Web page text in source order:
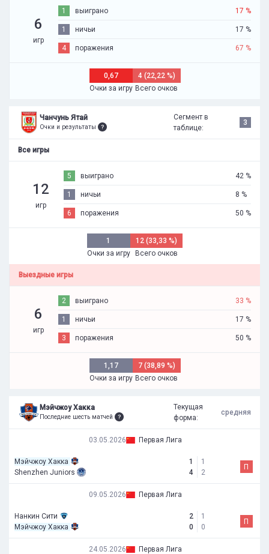
6
игр
1 выиграно 17 %
1 ничьи 17 %
4 поражения 67 %
0,67
Очки за игру
4 (22,22 %)
Всего очков
Чанчунь Ятай
Очки и результаты
Сегмент в
таблице:
3
Все игры
12
игр
5 выиграно 42 %
1 ничьи 8 %
6 поражения 50 %
1
Очки за игру
12 (33,33 %)
Всего очков
Выездные игры
6
игр
2 выиграно 33 %
1 ничьи 17 %
3 поражения 50 %
1,17
Очки за игру
7 (38,89 %)
Всего очков
Мэйчжоу Хакка
Последние шесть матчей
Текущая
форма:
средняя
03.05.2026 Первая Лига
Мэйчжоу Хакка
Shenzhen Juniors
1
4
1
2
П
09.05.2026 Первая Лига
Нанкин Сити
Мэйчжоу Хакка
2
0
1
0
П
24.05.2026 Первая Лига